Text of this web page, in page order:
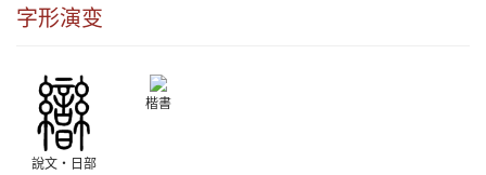
字形演变
說文‧日部
楷書